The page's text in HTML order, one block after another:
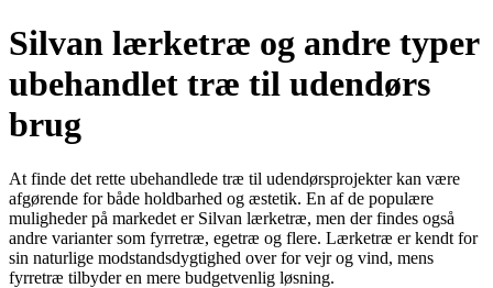
Silvan lærketræ og andre typer
ubehandlet træ til udendørs
brug
At finde det rette ubehandlede træ til udendørsprojekter kan være
afgørende for både holdbarhed og æstetik. En af de populære
muligheder på markedet er Silvan lærketræ, men der findes også
andre varianter som fyrretræ, egetræ og flere. Lærketræ er kendt for
sin naturlige modstandsdygtighed over for vejr og vind, mens
fyrretræ tilbyder en mere budgetvenlig løsning.